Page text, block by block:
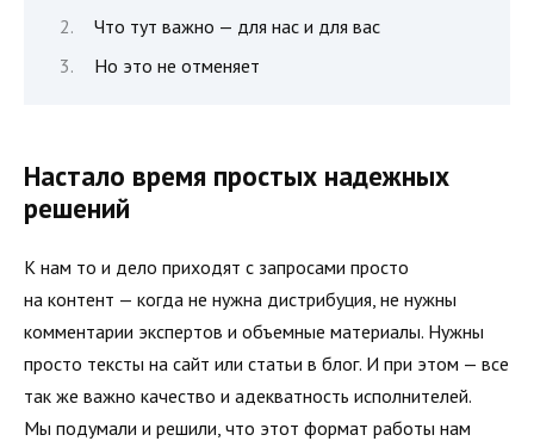
Что тут важно — для нас и для вас
Но это не отменяет
Настало время простых надежных
решений
К нам то и дело приходят с запросами просто
на контент — когда не нужна дистрибуция, не нужны
комментарии экспертов и объемные материалы. Нужны
просто тексты на сайт или статьи в блог. И при этом — все
так же важно качество и адекватность исполнителей.
Мы подумали и решили, что этот формат работы нам